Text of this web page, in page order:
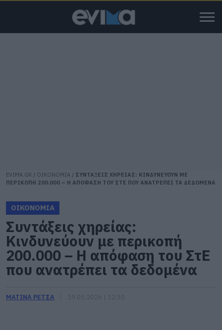
EVIMA.GR / ΟΙΚΟΝΟΜΙΑ / ΣΥΝΤΑΞΕΙΣ ΧΗΡΕΙΑΣ: ΚΙΝΔΥΝΕΥΟΥΝ ΜΕ
ΠΕΡΙΚΟΠΗ 200.000 – Η ΑΠΟΦΑΣΗ ΤΟΥ ΣΤΕ ΠΟΥ ΑΝΑΤΡΕΠΕΙ ΤΑ ΔΕΔΟΜΕΝΑ
ΟΙΚΟΝΟΜΙΑ
Συντάξεις χηρείας:
Κινδυνεύουν με περικοπή
200.000 – Η απόφαση του ΣτΕ
που ανατρέπει τα δεδομένα
ΜΑΤΙΝΑ ΡΕΤΣΑ